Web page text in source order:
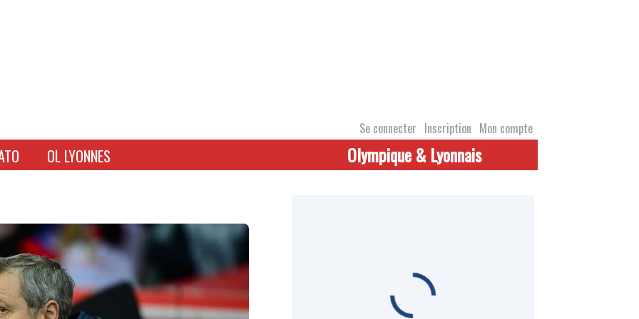
Se connecter Inscription Mon compte
OL LYONNES Olympique & Lyonnais